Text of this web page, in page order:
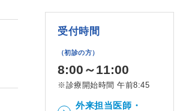
受付時間
（初診の方）
8:00～11:00
※診療開始時間 午前8:45
外来担当医師・